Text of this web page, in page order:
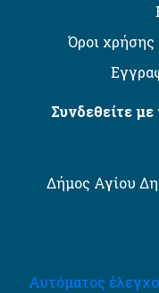
Όροι
Συνδεθείτε
Δήμος Αγίου
Αυτόματος